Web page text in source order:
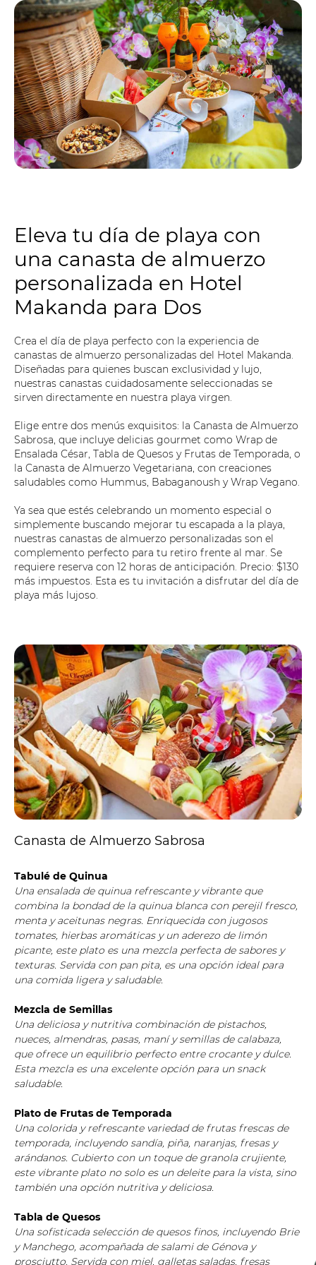
Eleva tu día de playa con
una canasta de almuerzo
personalizada en Hotel
Makanda para Dos
Crea el día de playa perfecto con la experiencia de
canastas de almuerzo personalizadas del Hotel Makanda.
Diseñadas para quienes buscan exclusividad y lujo,
nuestras canastas cuidadosamente seleccionadas se
sirven directamente en nuestra playa virgen.
Elige entre dos menús exquisitos: la Canasta de Almuerzo
Sabrosa, que incluye delicias gourmet como Wrap de
Ensalada César, Tabla de Quesos y Frutas de Temporada, o
la Canasta de Almuerzo Vegetariana, con creaciones
saludables como Hummus, Babaganoush y Wrap Vegano.
Ya sea que estés celebrando un momento especial o
simplemente buscando mejorar tu escapada a la playa,
nuestras canastas de almuerzo personalizadas son el
complemento perfecto para tu retiro frente al mar. Se
requiere reserva con 12 horas de anticipación. Precio: $130
más impuestos. Esta es tu invitación a disfrutar del día de
playa más lujoso.
Canasta de Almuerzo Sabrosa
Tabulé de Quinua
Una ensalada de quinua refrescante y vibrante que
combina la bondad de la quinua blanca con perejil fresco,
menta y aceitunas negras. Enriquecida con jugosos
tomates, hierbas aromáticas y un aderezo de limón
picante, este plato es una mezcla perfecta de sabores y
texturas. Servida con pan pita, es una opción ideal para
una comida ligera y saludable.
Mezcla de Semillas
Una deliciosa y nutritiva combinación de pistachos,
nueces, almendras, pasas, maní y semillas de calabaza,
que ofrece un equilibrio perfecto entre crocante y dulce.
Esta mezcla es una excelente opción para un snack
saludable.
Plato de Frutas de Temporada
Una colorida y refrescante variedad de frutas frescas de
temporada, incluyendo sandía, piña, naranjas, fresas y
arándanos. Cubierto con un toque de granola crujiente,
este vibrante plato no solo es un deleite para la vista, sino
también una opción nutritiva y deliciosa.
Tabla de Quesos
Una sofisticada selección de quesos finos, incluyendo Brie
y Manchego, acompañada de salami de Génova y
prosciutto. Servida con miel, galletas saladas, fresas